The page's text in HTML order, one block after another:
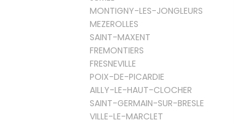
MONTIGNY-LES-JONGLEURS
MEZEROLLES
SAINT-MAXENT
FREMONTIERS
FRESNEVILLE
POIX-DE-PICARDIE
AILLY-LE-HAUT-CLOCHER
SAINT-GERMAIN-SUR-BRESLE
VILLE-LE-MARCLET